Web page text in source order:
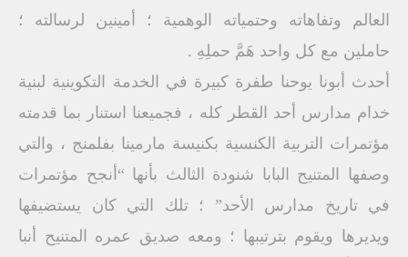
العالم وتفاهاته وحتمياته الوهمية ؛ أمينين لرسالته ؛
حاملين مع كل واحد هَمَّ حملِهِ .
أحدث أبونا يوحنا طفرة كبيرة في الخدمة التكوينية لبنية
خدام مدارس أحد القطر كله ، فجميعنا استنار بما قدمته
مؤتمرات التربية الكنسية بكنيسة مارمينا بفلمنج ، والتي
وصفها المتنيح البابا شنودة الثالث بأنها “أنجح مؤتمرات
في تاريخ مدارس الأحد” ؛ تلك التي كان يستضيفها
ويديرها ويقوم بترتيبها ؛ ومعه صديق عمره المتنيح أنبا